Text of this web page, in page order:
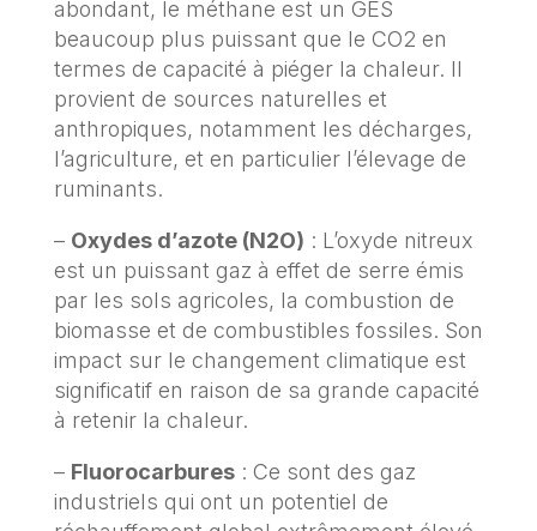
abondant, le méthane est un GES
beaucoup plus puissant que le CO2 en
termes de capacité à piéger la chaleur. Il
provient de sources naturelles et
anthropiques, notamment les décharges,
l’agriculture, et en particulier l’élevage de
ruminants.
– Oxydes d’azote (N2O) : L’oxyde nitreux
est un puissant gaz à effet de serre émis
par les sols agricoles, la combustion de
biomasse et de combustibles fossiles. Son
impact sur le changement climatique est
significatif en raison de sa grande capacité
à retenir la chaleur.
– Fluorocarbures: Ce sont des gaz
industriels qui ont un potentiel de